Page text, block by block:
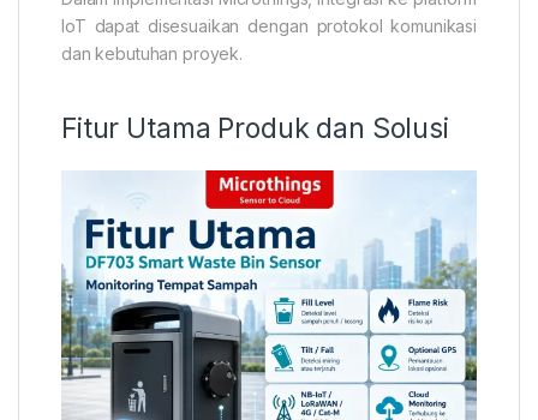
IoT dapat disesuaikan dengan protokol komunikasi
dan kebutuhan proyek.
Fitur Utama Produk dan Solusi